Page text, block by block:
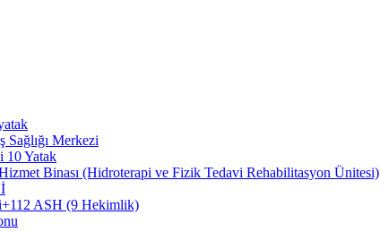
Sağlığı Merkezi
10 Yatak
Binası (Hidroterapi ve Fizik Tedavi Rehabilitasyon Ünitesi)
ASH (9 Hekimlik)